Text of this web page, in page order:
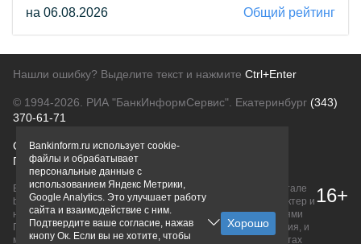
на 06.08.2026 Общий рейтинг
Нашли ошибку? Выделите текст и нажмите Ctrl+Enter
© 1994-2026. РИА "БанкИнформСервис". Екатеринбург (343)
370-61-71
О проектеПолитика конфиденциальности
Правовая информацияДля рекламодателей
Вся информация о продуктах банков, размещенная на портале
bankinform.ru, носит исключительно ознакомительный характер и
не является публичной офертой, определяемой положениями
ГК РФ. Информация не содержит точного и полного описания, и
может быть изменена. Конечные условия уточняйте на сайтах
16+
Bankinform.ru использует cookie-
файлы и обрабатывает
персональные данные с
использованием Яндекс Метрики,
Google Analytics. Это улучшает работу
сайта и взаимодействие с ним.
Подтвердите ваше согласие, нажав
кнопу Ок. Если вы не хотите, чтобы